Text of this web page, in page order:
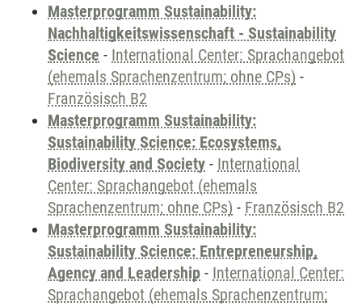
Masterprogramm Sustainability:
Nachhaltigkeitswissenschaft - Sustainability
Science - International Center: Sprachangebot
(ehemals Sprachenzentrum; ohne CPs) -
Französisch B2
Masterprogramm Sustainability:
Sustainability Science: Ecosystems,
Biodiversity and Society - International
Center: Sprachangebot (ehemals
Sprachenzentrum; ohne CPs) - Französisch B2
Masterprogramm Sustainability:
Sustainability Science: Entrepreneurship,
Agency and Leadership - International Center:
Sprachangebot (ehemals Sprachenzentrum;